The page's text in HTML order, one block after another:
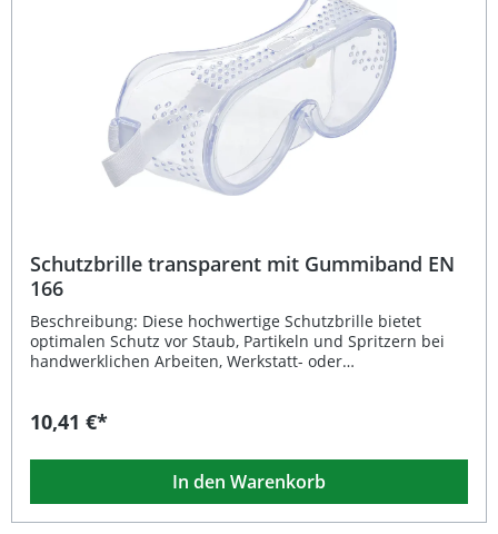
Schutzbrille transparent mit Gummiband EN
166
Beschreibung: Diese hochwertige Schutzbrille bietet
optimalen Schutz vor Staub, Partikeln und Spritzern bei
handwerklichen Arbeiten, Werkstatt- oder
Tragekomfort und eine beschlagfreie Sicht auch bei
elastischen Gummibands individuell anpassbar und
bleibt sicher an ihrem Platz. Sie ist nach DIN ISO EN 166
zertifiziert und somit für den professionellen
Arbeitseinsatz geeignet. Besonders praktisch: Die Brille ist
10,41 €*
In den Warenkorb